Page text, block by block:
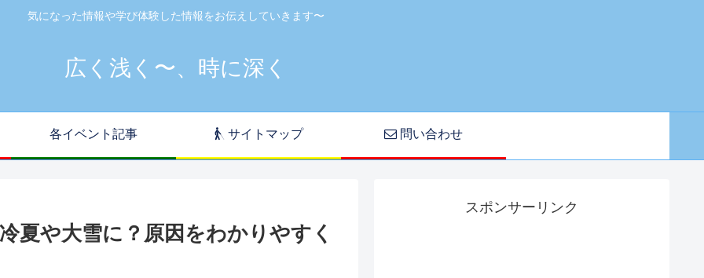
気になった情報や学び体験した情報をお伝えしていきます〜
広く浅く〜、時に深く
各イベント記事 サイトマップ 問い合わせ
夏や大雪に？原因をわかりやすく
スポンサーリンク